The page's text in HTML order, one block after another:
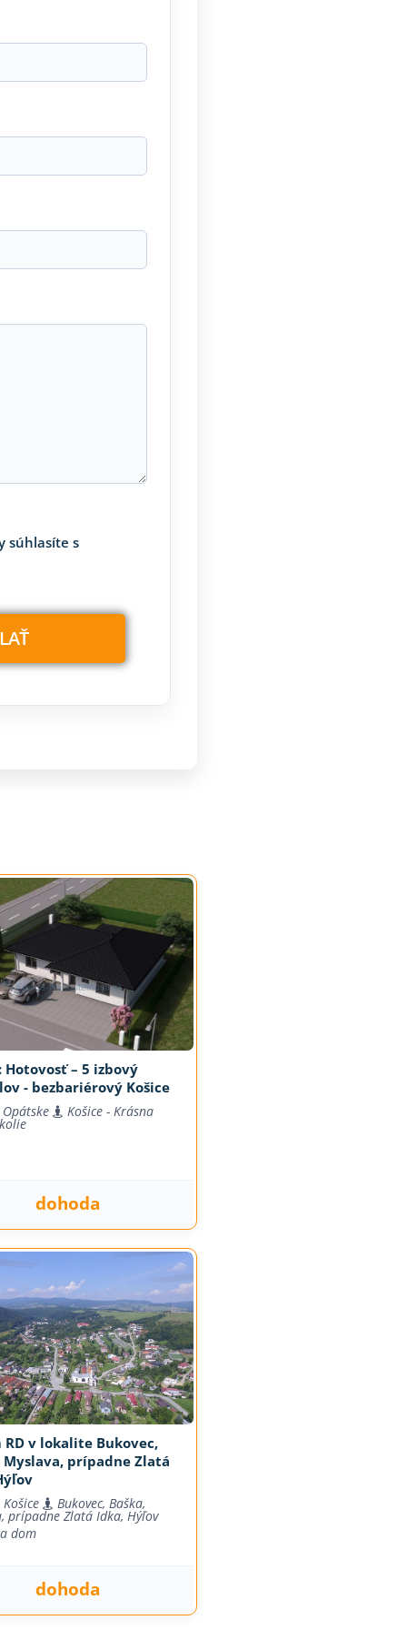
súhlasíte s
Hotovosť – 5 izbový
- bezbariérový Košice
Opátske Košice - Krásna
dohoda
RD v lokalite Bukovec,
Myslava, prípadne Zlatá
Bukovec, Baška,
prípadne Zlatá Idka, Hýľov
dom
dohoda